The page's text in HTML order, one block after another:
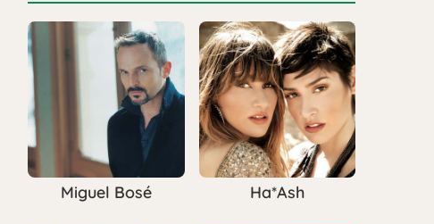
Miguel Bosé Ha*Ash